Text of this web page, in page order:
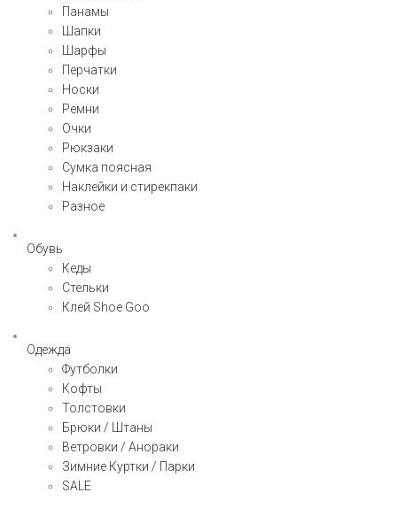
Панамы
Шапки
Шарфы
Перчатки
Носки
Ремни
Очки
Рюкзаки
Сумка поясная
Наклейки и стирекпаки
Разное
Обувь
Кеды
Стельки
Клей Shoe Goo
Одежда
Футболки
Кофты
Толстовки
Брюки / Штаны
Ветровки / Анораки
Зимние Куртки / Парки
SALE